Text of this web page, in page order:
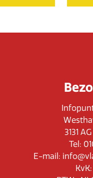
3131
Tel:
E-mail: